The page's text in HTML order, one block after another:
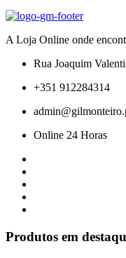
A Loja Online onde
Rua Joaquim
+351 912284314
Online 24 Horas
Produtos em